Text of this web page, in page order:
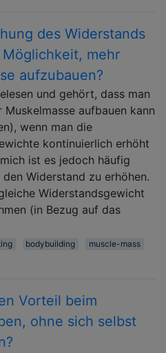
des Widerstands
mehr
aufzubauen?
und gehört, dass man
Muskelmasse aufbauen kann
wenn man die
kontinuierlich erhöht
ist es jedoch häufig
Widerstand zu erhöhen.
Widerstandsgewicht
(in Bezug auf das
bodybuilding
muscle-mass
Vorteil beim
ohne sich selbst